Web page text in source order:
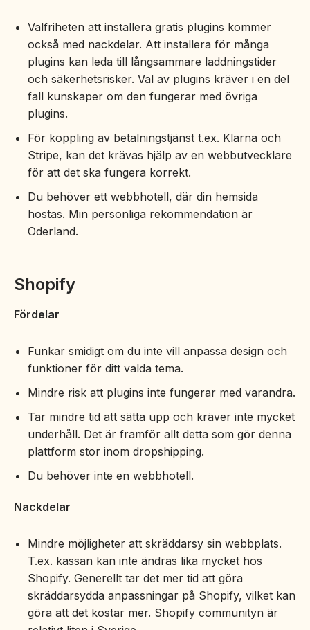
Valfriheten att installera gratis plugins kommer
också med nackdelar. Att installera för många
plugins kan leda till långsammare laddningstider
och säkerhetsrisker. Val av plugins kräver i en del
fall kunskaper om den fungerar med övriga
plugins.
För koppling av betalningstjänst t.ex. Klarna och
Stripe, kan det krävas hjälp av en webbutvecklare
för att det ska fungera korrekt.
Du behöver ett webbhotell, där din hemsida
hostas. Min personliga rekommendation är
Oderland.
Shopify
Fördelar
Funkar smidigt om du inte vill anpassa design och
funktioner för ditt valda tema.
Mindre risk att plugins inte fungerar med varandra.
Tar mindre tid att sätta upp och kräver inte mycket
underhåll. Det är framför allt detta som gör denna
plattform stor inom dropshipping.
Du behöver inte en webbhotell.
Nackdelar
Mindre möjligheter att skräddarsy sin webbplats.
T.ex. kassan kan inte ändras lika mycket hos
Shopify. Generellt tar det mer tid att göra
skräddarsydda anpassningar på Shopify, vilket kan
göra att det kostar mer. Shopify communityn är